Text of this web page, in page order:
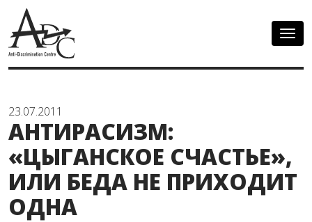
23.07.2011
АНТИРАСИЗМ:
«ЦЫГАНСКОЕ СЧАСТЬЕ»,
ИЛИ БЕДА НЕ ПРИХОДИТ
ОДНА